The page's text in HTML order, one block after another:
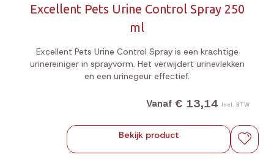
Excellent Pets Urine Control Spray 250
ml
Excellent Pets Urine Control Spray is een krachtige
urinereiniger in sprayvorm. Het verwijdert urinevlekken
en een urinegeur effectief.
Vanaf € 13,14 Incl. BTW
Bekijk product